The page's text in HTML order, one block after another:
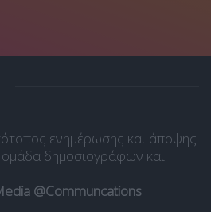
ενημέρωσης και άποψης
ομάδα δημοσιογράφων και
@Communcations.